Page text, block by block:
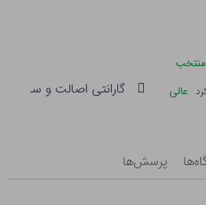
منتخب
عالی گارانتی اصالت و سلامت
پرسش‌ها